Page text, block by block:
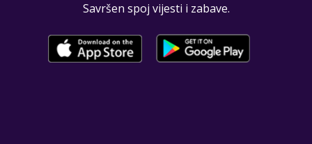
Savršen spoj vijesti i zabave.